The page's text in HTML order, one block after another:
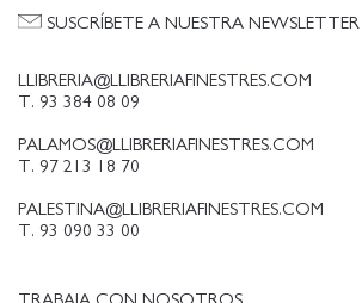
LLIBRERIA@LLIBRERIAFINESTRES.COM
T. 93 384 08 09
PALAMOS@LLIBRERIAFINESTRES.COM
T. 97 213 18 70
PALESTINA@LLIBRERIAFINESTRES.COM
T. 93 090 33 00
SUSCRÍBETE A NUESTRA NEWSLETTER